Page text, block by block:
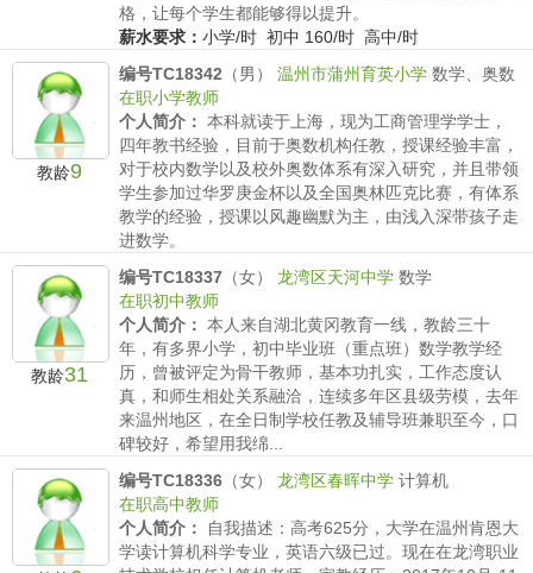
格，让每个学生都能够得以提升。
薪水要求： 小学/时 初中 160/时 高中/时
教龄9
编号TC18342 （男） 温州市蒲州育英小学 数学、奥数
在职小学教师
个人简介： 本科就读于上海，现为工商管理学学士，
四年教书经验，目前于奥数机构任教，授课经验丰富，
对于校内数学以及校外奥数体系有深入研究，并且带领
学生参加过华罗庚金杯以及全国奥林匹克比赛，有体系
教学的经验，授课以风趣幽默为主，由浅入深带孩子走
进数学。
教龄31
编号TC18337 （女） 龙湾区天河中学 数学
在职初中教师
个人简介： 本人来自湖北黄冈教育一线，教龄三十
年，有多界小学，初中毕业班（重点班）数学教学经
历，曾被评定为骨干教师，基本功扎实，工作态度认
真，和师生相处关系融洽，连续多年区县级劳模，去年
来温州地区，在全日制学校任教及辅导班兼职至今，口
碑较好，希望用我绵...
编号TC18336 （女） 龙湾区春晖中学 计算机
在职高中教师
个人简介：
自我描述：高考625分，大学在温州肯恩大
学读计算机科学专业，英语六级已过。现在在龙湾职业